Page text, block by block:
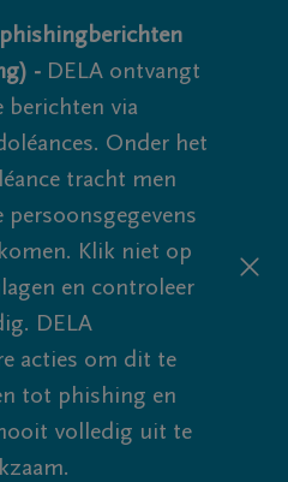
- DELA ontvangt
berichten via
Onder het
tracht men
persoonsgegevens
Klik niet op
en controleer
DELA
acties om dit te
tot phishing en
volledig uit te